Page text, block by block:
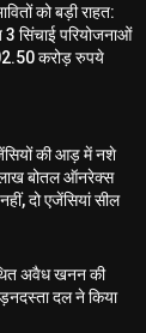
को बड़ी राहत:
सिंचाई परियोजनाओं
करोड़ रुपये
की आड़ में नशे
लाख बोतल ऑनरेक्स
दो एजेंसियां सील
अवैध खनन की
दल ने किया